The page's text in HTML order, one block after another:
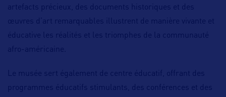
artefacts précieux, des documents historiques et des
œuvres d’art remarquables illustrent de manière vivante et
éducative les réalités et les triomphes de la communauté
afro-américaine.
Le musée sert également de centre éducatif, offrant des
programmes éducatifs stimulants, des conférences et des